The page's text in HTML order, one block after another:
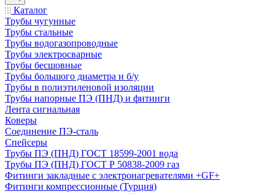
Каталог
Трубы чугунные
Трубы стальные
Трубы водогазопроводные
Трубы электросварные
Трубы бесшовные
Трубы большого диаметра и б/у
Трубы в полиэтиленовой изоляции
Трубы напорные ПЭ (ПНД) и фитинги
Лента сигнальная
Коверы
Соединение ПЭ-сталь
Спейсеры
Трубы ПЭ (ПНД) ГОСТ 18599-2001 вода
Трубы ПЭ (ПНД) ГОСТ Р 50838-2009 газ
Фитинги закладные с электронагревателями +GF+
Фитинги компрессионные (Турция)